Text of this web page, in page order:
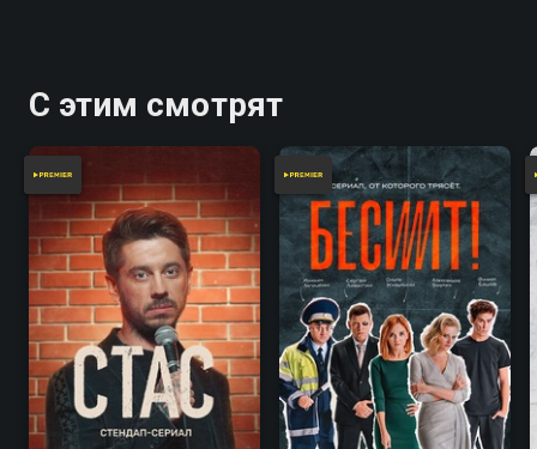
С этим смотрят